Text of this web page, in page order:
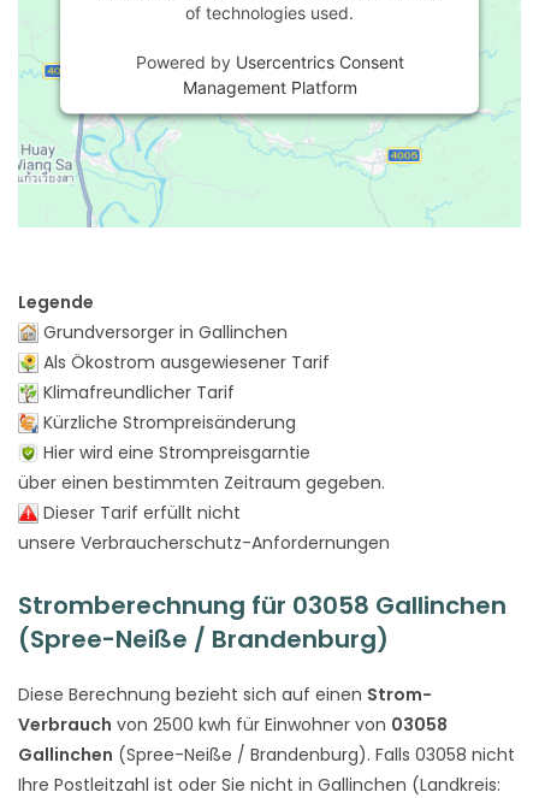
of technologies used.
Powered by Usercentrics Consent
Management Platform
Legende
Grundversorger in Gallinchen
Als Ökostrom ausgewiesener Tarif
Klimafreundlicher Tarif
Kürzliche Strompreisänderung
Hier wird eine Strompreisgarntie
über einen bestimmten Zeitraum gegeben.
Dieser Tarif erfüllt nicht
unsere Verbraucherschutz-Anfordernungen
Stromberechnung für 03058 Gallinchen
(Spree-Neiße / Brandenburg)
Diese Berechnung bezieht sich auf einen Strom-
Verbrauch von 2500 kwh für Einwohner von 03058
Gallinchen (Spree-Neiße / Brandenburg). Falls 03058 nicht
Ihre Postleitzahl ist oder Sie nicht in Gallinchen (Landkreis: